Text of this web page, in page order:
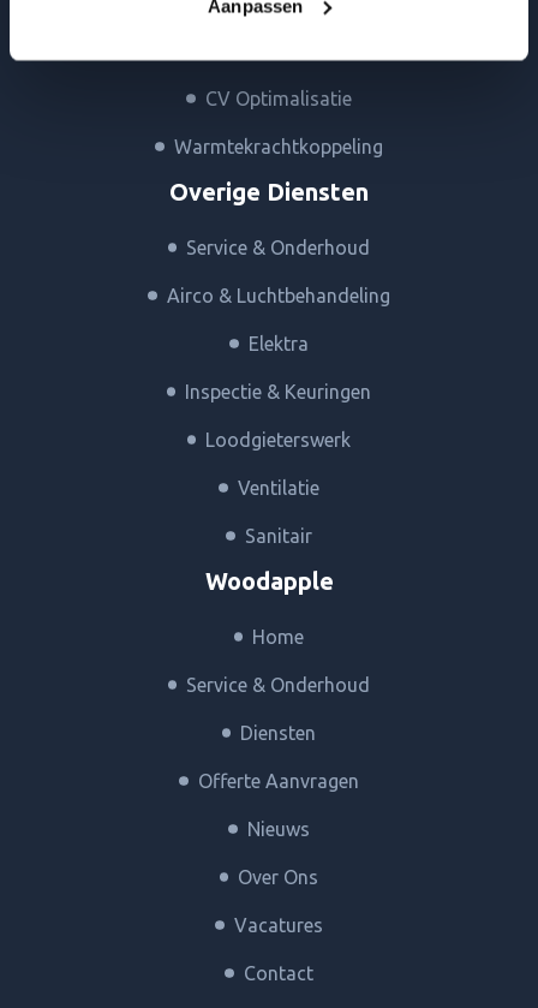
Aanpassen
CV Optimalisatie
Warmtekrachtkoppeling
Overige Diensten
Service & Onderhoud
Airco & Luchtbehandeling
Elektra
Inspectie & Keuringen
Loodgieterswerk
Ventilatie
Sanitair
Woodapple
Home
Service & Onderhoud
Diensten
Offerte Aanvragen
Nieuws
Over Ons
Vacatures
Contact